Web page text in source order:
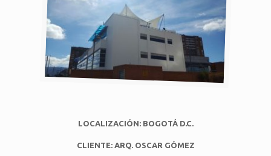
LOCALIZACIÓN: BOGOTÁ D.C.
CLIENTE: ARQ. OSCAR GÓMEZ